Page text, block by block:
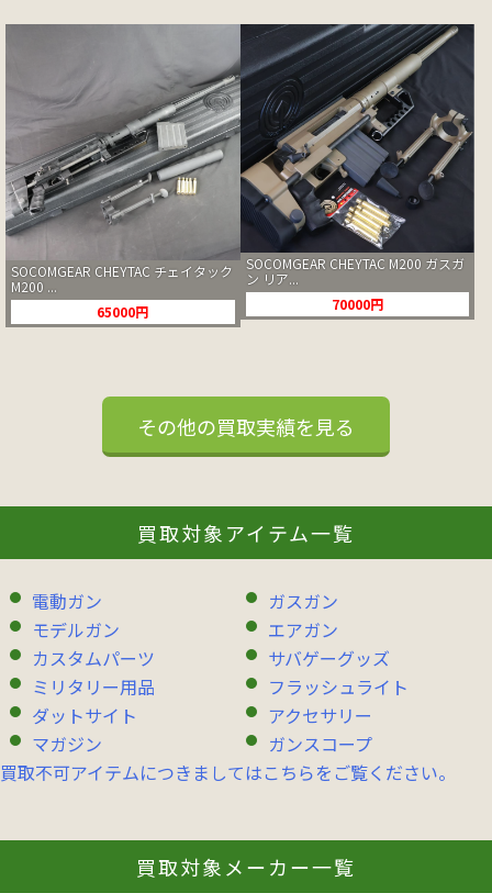
SOCOMGEAR CHEYTAC チェイタック
M200 ...
65000円
SOCOMGEAR CHEYTAC M200 ガスガ
ン リア...
70000円
その他の買取実績を見る
買取対象アイテム一覧
電動ガン
ガスガン
モデルガン
エアガン
カスタムパーツ
サバゲーグッズ
ミリタリー用品
フラッシュライト
ダットサイト
アクセサリー
マガジン
ガンスコープ
買取不可アイテムにつきましてはこちらをご覧ください。
買取対象メーカー一覧